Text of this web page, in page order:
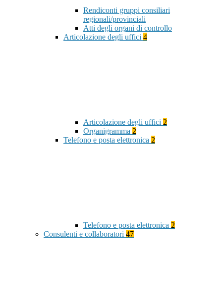
Rendiconti gruppi consiliari
regionali/provinciali
Atti degli organi di controllo
Articolazione degli uffici 4
Articolazione degli uffici 2
Organigramma 2
Telefono e posta elettronica 2
Telefono e posta elettronica 2
Consulenti e collaboratori 47